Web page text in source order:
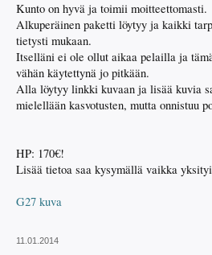
Kunto on hyvä ja toimii moitteettomasti.
Alkuperäinen paketti löytyy ja kaikki
tietysti mukaan.
Itselläni ei ole ollut aikaa pelailla ja
vähän käytettynä jo pitkään.
Alla löytyy linkki kuvaan ja lisää kuvia
mielellään kasvotusten, mutta onnistuu
HP: 170€!
Lisää tietoa saa kysymällä vaikka
G27 kuva
11.01.2014